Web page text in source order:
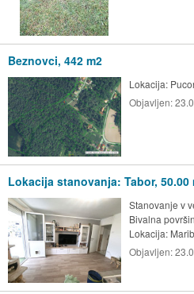
Beznovci, 442 m2
Lokacija:
Objavljen:
Lokacija stanovanja: Tabor, 50.00
Stanovanje v
Bivalna
Lokacija:
Objavljen: